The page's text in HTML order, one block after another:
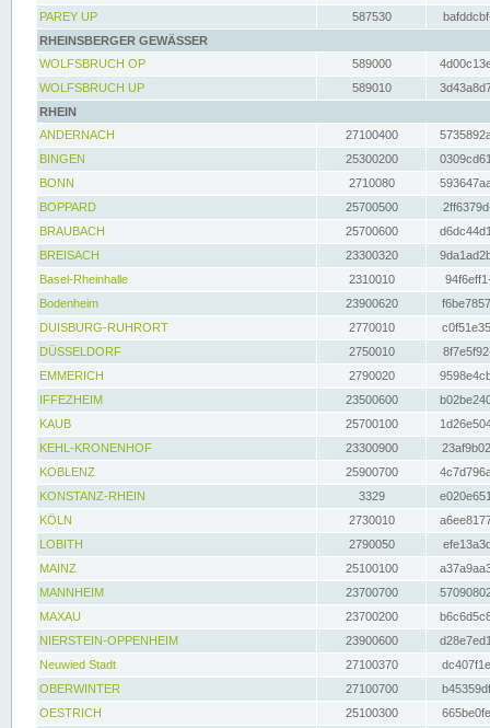
PAREY UP
587530
RHEINSBERGER GEWÄSSER
WOLFSBRUCH OP
589000
WOLFSBRUCH UP
589010
RHEIN
ANDERNACH
27100400
BINGEN
25300200
BONN
2710080
BOPPARD
25700500
BRAUBACH
25700600
BREISACH
23300320
Basel-Rheinhalle
2310010
Bodenheim
23900620
DUISBURG-RUHRORT
2770010
DÜSSELDORF
2750010
EMMERICH
2790020
IFFEZHEIM
23500600
KAUB
25700100
KEHL-KRONENHOF
23300900
KOBLENZ
25900700
KONSTANZ-RHEIN
3329
KÖLN
2730010
LOBITH
2790050
MAINZ
25100100
MANNHEIM
23700700
MAXAU
23700200
NIERSTEIN-OPPENHEIM
23900600
Neuwied Stadt
27100370
OBERWINTER
27100700
OESTRICH
25100300